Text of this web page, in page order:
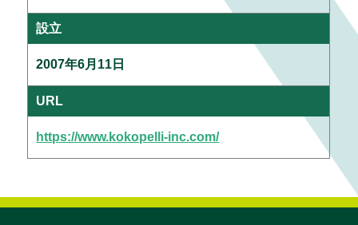
設立
2007年6月11日
URL
https://www.kokopelli-inc.com/